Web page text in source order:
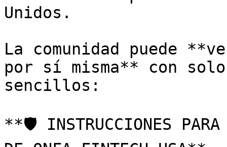
Unidos.
La comunidad puede
por sí misma** con solo
sencillos:
**🛡️ INSTRUCCIONES